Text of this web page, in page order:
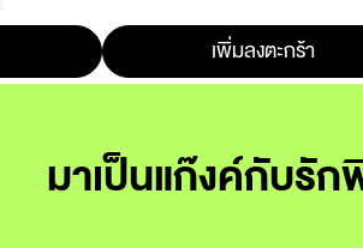
เพิ่มลงตะกร้า
มาเป็นแก๊งค์กับรั